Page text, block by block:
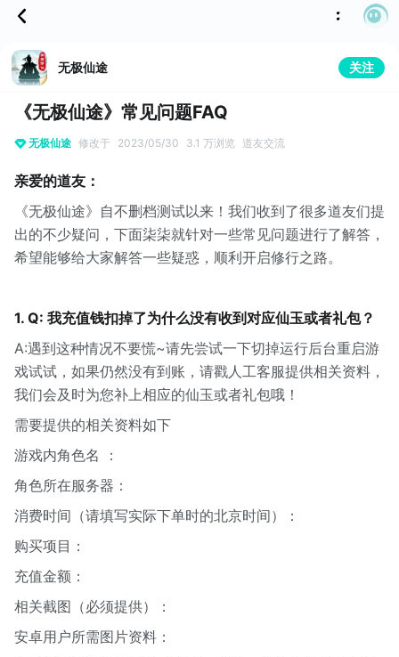
无极仙途 关注
《无极仙途》常见问题FAQ
无极仙途 修改于 2023/05/30 3.1 万浏览 道友交流
亲爱的道友：
《无极仙途》自不删档测试以来！我们收到了很多道友们提
出的不少疑问，下面柒柒就针对一些常见问题进行了解答，
希望能够给大家解答一些疑惑，顺利开启修行之路。
1. Q: 我充值钱扣掉了为什么没有收到对应仙玉或者礼包？
A:遇到这种情况不要慌~请先尝试一下切掉运行后台重启游
戏试试，如果仍然没有到账，请戳人工客服提供相关资料，
我们会及时为您补上相应的仙玉或者礼包哦！
需要提供的相关资料如下
游戏内角色名 ：
角色所在服务器：
消费时间（请填写实际下单时的北京时间）：
购买项目：
充值金额：
相关截图（必须提供）：
安卓用户所需图片资料：